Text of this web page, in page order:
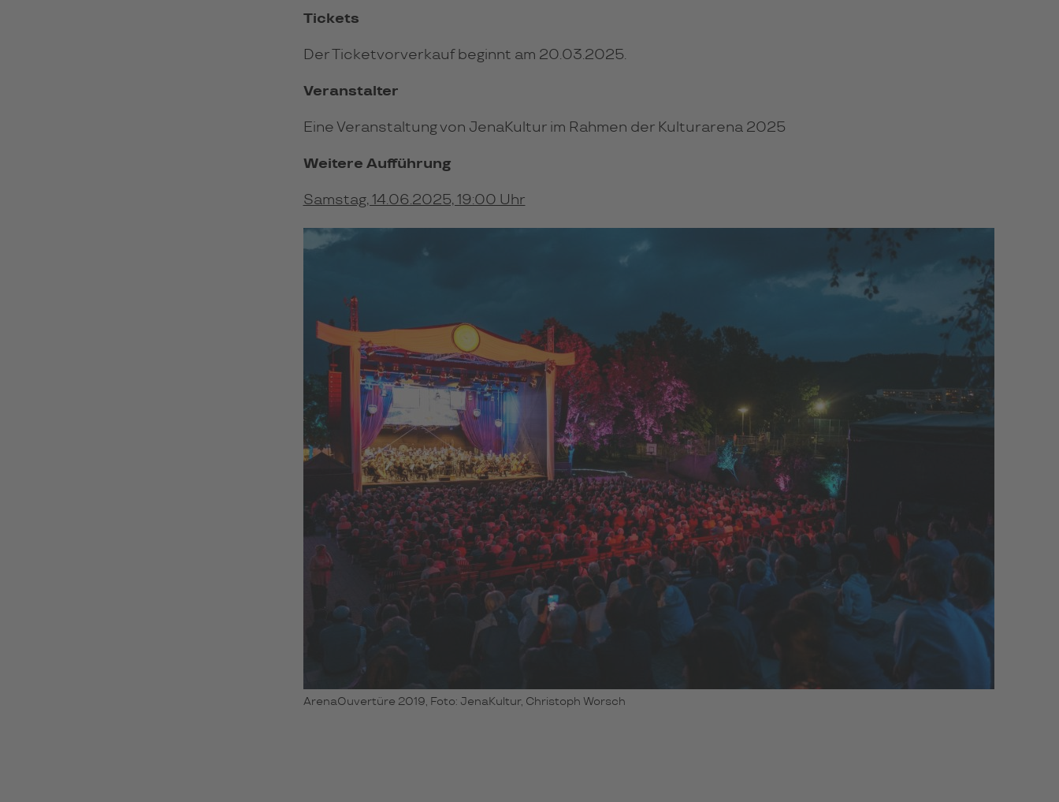
Tickets
Der Ticketvorverkauf beginnt am 20.03.2025.
Veranstalter
Eine Veranstaltung von JenaKultur im Rahmen der Kulturarena 2025
Weitere Aufführung
Samstag, 14.06.2025, 19:00 Uhr
ArenaOuvertüre 2019, Foto: JenaKultur, Christoph Worsch